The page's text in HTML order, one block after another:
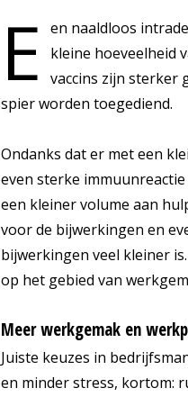
E
en naaldloos
kleine hoeveelheid
vaccins zijn sterker
spier worden toegediend.
Ondanks dat er met een
even sterke
een kleiner volume aan
voor de bijwerkingen en
bijwerkingen veel kleiner
op het gebied van
Meer werkgemak en
Juiste keuzes in
en minder stress, kortom: